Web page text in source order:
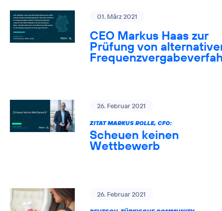
01. März 2021
CEO Markus Haas zur
Prüfung von
26. Februar 2021
ZITAT MARKUS ROLLE, CFO:
Scheuen keinen
Wettbewerb
26. Februar 2021